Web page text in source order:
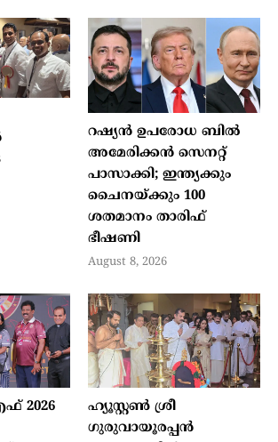
റഷ്യന്‍ ഉപരോധ ബില്‍
അമേരിക്കന്‍ സെനറ്റ്
പാസാക്കി; ഇന്ത്യക്കും
ചൈനയ്ക്കും 100
ശതമാനം താരിഫ്
ഭീഷണി
August 8, 2026
2026
ഹ്യൂസ്റ്റണ്‍ ശ്രീ
ഗുരുവായൂരപ്പന്‍